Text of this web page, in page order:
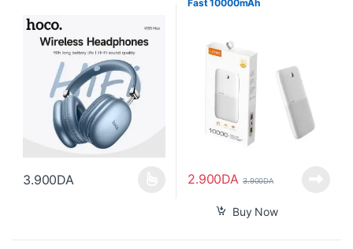
3.900DA
Ce produit a plusieurs variations. Les options peuvent être
Fast 10000mAh
2.900DA 3.900DA
Buy Now